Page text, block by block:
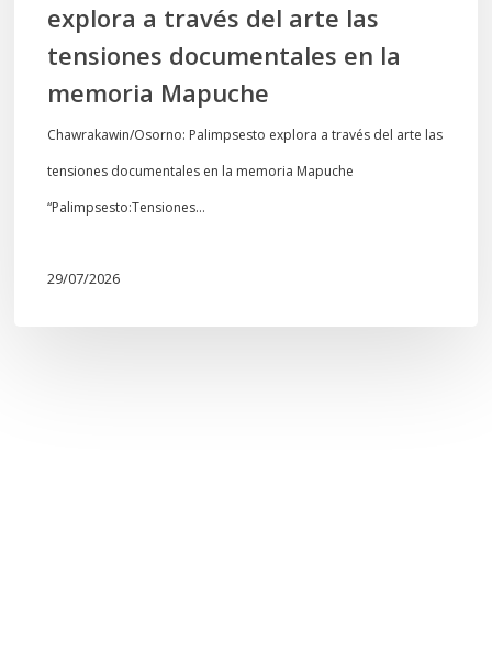
memoria
Mapuche
explora a través del arte las
tensiones documentales en la
memoria Mapuche
Chawrakawin/Osorno: Palimpsesto explora a través del arte las
tensiones documentales en la memoria Mapuche
“Palimpsesto:Tensiones…
29/07/2026